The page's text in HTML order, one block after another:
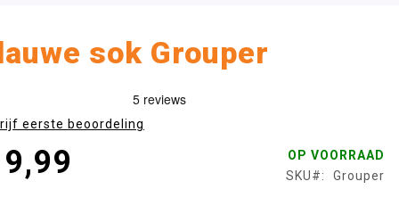
sok Grouper
eerste beoordeling
OP VOORRAAD
SKU
Grouper